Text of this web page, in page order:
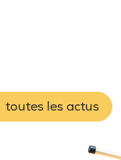
toutes les actus